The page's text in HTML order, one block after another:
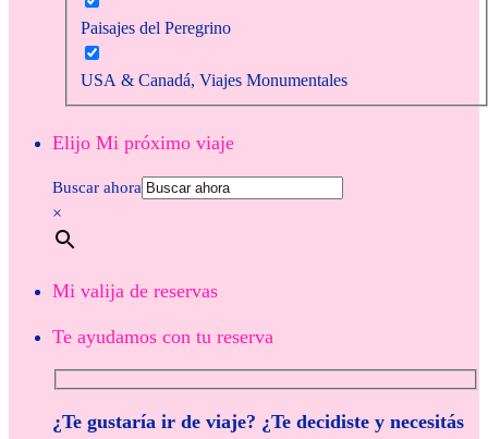
Paisajes del Peregrino
USA & Canadá, Viajes Monumentales
Elijo Mi próximo viaje
Buscar ahora
×
Mi valija de reservas
Te ayudamos con tu reserva
¿Te gustaría ir de viaje? ¿Te decidiste y necesitás